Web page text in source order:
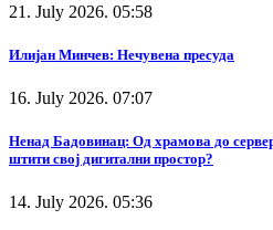
21. July 2026. 05:58
Илијан Минчев: Нечувена пресуда
16. July 2026. 07:07
Ненад Бадовинац: Од храмова до
штити свој дигитални простор?
14. July 2026. 05:36